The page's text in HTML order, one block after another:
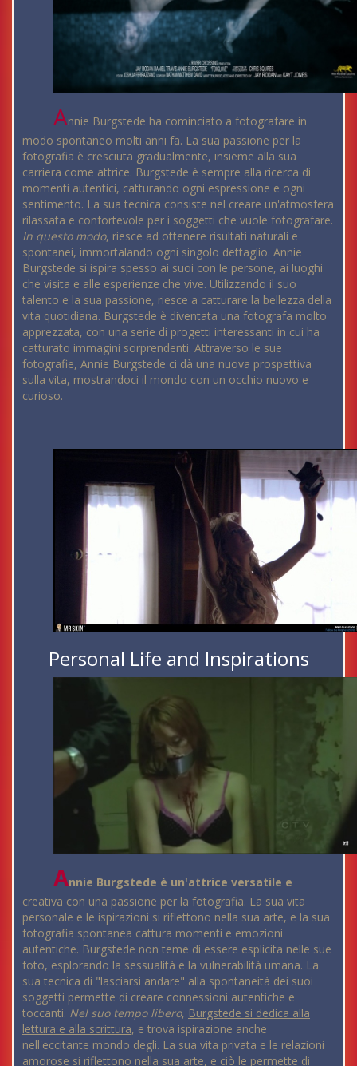
Annie Burgstede ha cominciato a fotografare in
modo spontaneo molti anni fa. La sua passione per la
fotografia è cresciuta gradualmente, insieme alla sua
carriera come attrice. Burgstede è sempre alla ricerca di
momenti autentici, catturando ogni espressione e ogni
sentimento. La sua tecnica consiste nel creare un'atmosfera
rilassata e confortevole per i soggetti che vuole fotografare.
In questo modo, riesce ad ottenere risultati naturali e
spontanei, immortalando ogni singolo dettaglio. Annie
Burgstede si ispira spesso ai suoi con le persone, ai luoghi
che visita e alle esperienze che vive. Utilizzando il suo
talento e la sua passione, riesce a catturare la bellezza della
vita quotidiana. Burgstede è diventata una fotografa molto
apprezzata, con una serie di progetti interessanti in cui ha
catturato immagini sorprendenti. Attraverso le sue
fotografie, Annie Burgstede ci dà una nuova prospettiva
sulla vita, mostrandoci il mondo con un occhio nuovo e
curioso.
Personal Life and Inspirations
Annie Burgstede è un'attrice versatile e
creativa con una passione per la fotografia. La sua vita
personale e le ispirazioni si riflettono nella sua arte, e la sua
fotografia spontanea cattura momenti e emozioni
autentiche. Burgstede non teme di essere esplicita nelle sue
foto, esplorando la sessualità e la vulnerabilità umana. La
sua tecnica di "lasciarsi andare" alla spontaneità dei suoi
soggetti permette di creare connessioni autentiche e
toccanti. Nel suo tempo libero, Burgstede si dedica alla
lettura e alla scrittura, e trova ispirazione anche
nell'eccitante mondo degli. La sua vita privata e le relazioni
amorose si riflettono nella sua arte, e ciò le permette di